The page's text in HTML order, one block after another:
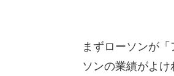
まずローソンが
ソンの業績がよ